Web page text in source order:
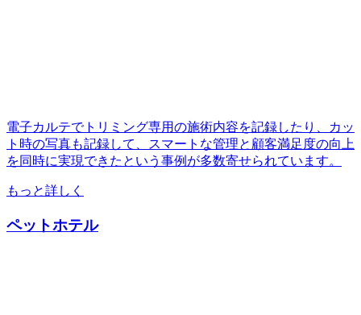
電子カルテでトリミング専用の施術内容を記録したり、カッ
ト時の写真も記録して、スマートな管理と顧客満足度の向上
を同時に実現できたという事例が多数寄せられています。
もっと詳しく
ペットホテル